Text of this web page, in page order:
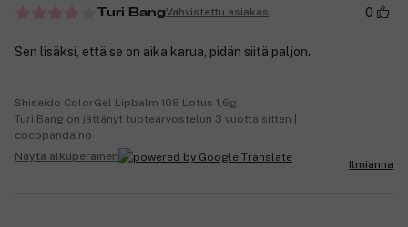
Turi BangVahvistettu asiakas 0
Sen lisäksi, että se on aika karua, pidän siitä paljon.
Shiseido ColorGel Lipbalm 108 Lotus 1,6g
Turi Bang on jättänyt tuotearvostelun 3 vuotta sitten |
cocopanda.no
Näytä alkuperäinen
Ilmianna